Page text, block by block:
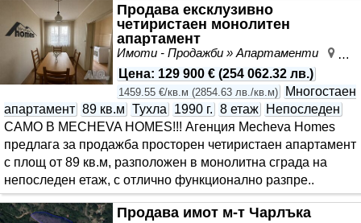
Продава ексклузивно
четиристаен монолитен
апартамент
Имоти - Продажби » Апартаменти
Цена: 129 900 € (254 062.32 лв.)
1459.55 €/кв.м (2854.63 лв./кв.м)
Многостаен
апартамент 89 кв.м Тухла 1990 г. 8 етаж
Непоследен
САМО В MECHEVA HOMES!!! Агенция Mecheva Homes
предлага за продажба просторен четиристаен апартамент
с площ от 89 кв.м, разположен в монолитна сграда на
непоследен етаж, с отлично функционално разпре..
Продава имот м-т Чарлъка